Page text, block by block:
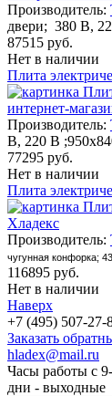
Производитель:
двери; 380 В,
87515 руб.
Нет в наличии
Плита
Производитель:
В, 220 В
77295 руб.
Нет в наличии
Плита
Производитель:
чугунная конфорка;
116895 руб.
Нет в наличии
Наверх
+7 (495) 507-27-
Заказать
hladex@mail.ru
Часы работы с
дни - выходные